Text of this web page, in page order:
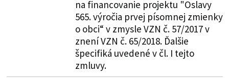
na financovanie projektu "Oslavy
565. výročia prvej písomnej zmienky
o obci“ v zmysle VZN č. 57/2017 v
znení VZN č. 65/2018. Ďalšie
špecifiká uvedené v čl. I tejto
zmluvy.